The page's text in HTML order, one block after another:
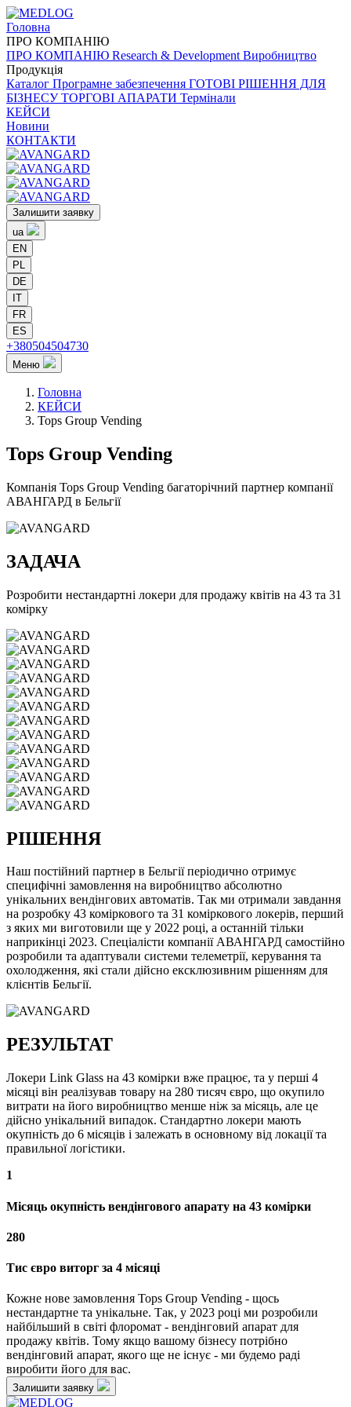
Головна
ПРО КОМПАНІЮ
ПРО КОМПАНІЮ Research & Development Виробництво
Продукція
Каталог Програмне забезпечення ГОТОВІ РІШЕННЯ ДЛЯ
БІЗНЕСУТОРГОВІ АПАРАТИ Термінали
КЕЙСИ
Новини
КОНТАКТИ
Залишити заявку
ua
EN
PL
DE
IT
FR
ES
+380504504730
Меню
Головна
КЕЙСИ
Tops Group Vending
Tops Group Vending
Компанія Tops Group Vending багаторічний партнер компанії
АВАНГАРД в Бельгії
ЗАДАЧА
Розробити нестандартні локери для продажу квітів на 43 та 31
комірку
РІШЕННЯ
Наш постійний партнер в Бельгії періодично отримує
специфічні замовлення на виробництво абсолютно
унікальних вендінгових автоматів. Так ми отримали завдання
на розробку 43 коміркового та 31 коміркового локерів, перший
з яких ми виготовили ще у 2022 році, а останній тільки
наприкінці 2023. Спеціалісти компанії АВАНГАРД самостійно
розробили та адаптували системи телеметрії, керування та
охолодження, які стали дійсно ексклюзивним рішенням для
клієнтів Бельгії.
РЕЗУЛЬТАТ
Локери Link Glass на 43 комірки вже працює, та у перші 4
місяці він реалізував товару на 280 тисяч євро, що окупило
витрати на його виробництво менше ніж за місяць, але це
дійсно унікальний випадок. Стандартно локери мають
окупність до 6 місяців і залежать в основному від локації та
правильної логістики.
1
Місяць окупність вендінгового апарату на 43 комірки
280
Тис євро виторг за 4 місяці
Кожне нове замовлення Tops Group Vending - щось
нестандартне та унікальне. Так, у 2023 році ми розробили
найбільший в світі флоромат - вендінговий апарат для
продажу квітів. Тому якщо вашому бізнесу потрібно
вендінговий апарат, якого ще не існує - ми будемо раді
виробити його для вас.
Залишити заявку